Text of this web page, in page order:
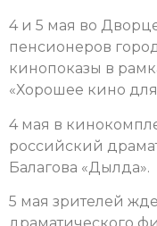
4 и 5 мая во
пенсионеров
кинопоказы в
«Хорошее кино
4 мая в
российский
Балагова «Дылда».
5 мая зрителей